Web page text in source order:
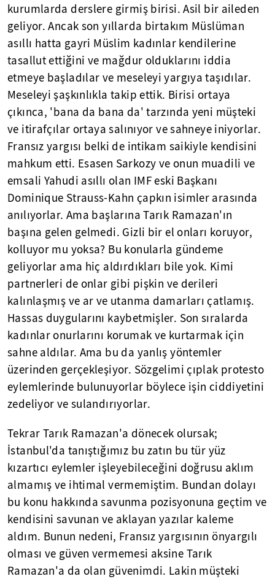
kurumlarda derslere girmiş birisi. Asil bir aileden
geliyor. Ancak son yıllarda birtakım Müslüman
asıllı hatta gayri Müslim kadınlar kendilerine
tasallut ettiğini ve mağdur olduklarını iddia
etmeye başladılar ve meseleyi yargıya taşıdılar.
Meseleyi şaşkınlıkla takip ettik. Birisi ortaya
çıkınca, 'bana da bana da' tarzında yeni müşteki
ve itirafçılar ortaya salınıyor ve sahneye iniyorlar.
Fransız yargısı belki de intikam saikiyle kendisini
mahkum etti. Esasen Sarkozy ve onun muadili ve
emsali Yahudi asıllı olan IMF eski Başkanı
Dominique Strauss-Kahn çapkın isimler arasında
anılıyorlar. Ama başlarına Tarık Ramazan'ın
başına gelen gelmedi. Gizli bir el onları koruyor,
kolluyor mu yoksa? Bu konularla gündeme
geliyorlar ama hiç aldırdıkları bile yok. Kimi
partnerleri de onlar gibi pişkin ve derileri
kalınlaşmış ve ar ve utanma damarları çatlamış.
Hassas duygularını kaybetmişler. Son sıralarda
kadınlar onurlarını korumak ve kurtarmak için
sahne aldılar. Ama bu da yanlış yöntemler
üzerinden gerçekleşiyor. Sözgelimi çıplak protesto
eylemlerinde bulunuyorlar böylece işin ciddiyetini
zedeliyor ve sulandırıyorlar.
Tekrar Tarık Ramazan'a dönecek olursak;
İstanbul'da tanıştığımız bu zatın bu tür yüz
kızartıcı eylemler işleyebileceğini doğrusu aklım
almamış ve ihtimal vermemiştim. Bundan dolayı
bu konu hakkında savunma pozisyonuna geçtim ve
kendisini savunan ve aklayan yazılar kaleme
aldım. Bunun nedeni, Fransız yargısının önyargılı
olması ve güven vermemesi aksine Tarık
Ramazan'a da olan güvenimdi. Lakin müşteki